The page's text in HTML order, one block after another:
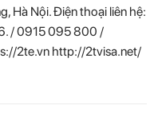
Hà Nội. Điện thoại liên hệ:
/ 0915 095 800 /
2te.vn http://2tvisa.net/